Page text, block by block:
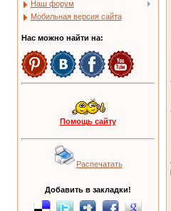
Наш форум
Мобильная версия сайта
Нас можно найти на:
Помощь сайту
Распечатать
Добавить в закладки!